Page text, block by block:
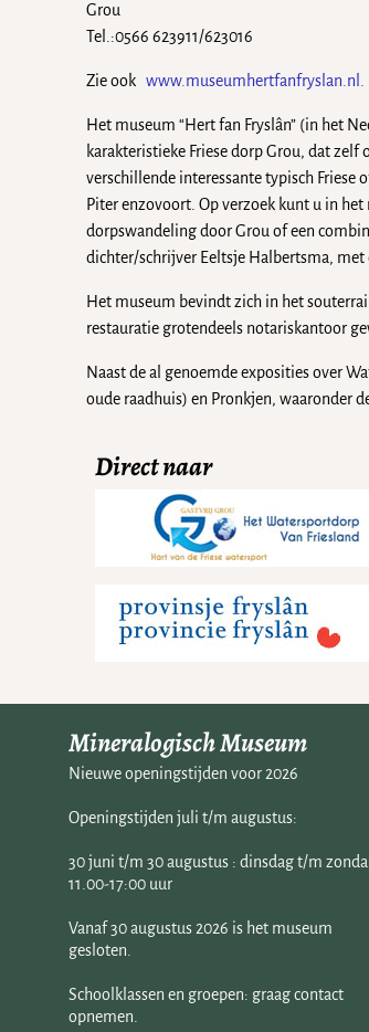
Grou
Tel.:0566 623911/623016
Zie ook www.museumhertfanfryslan.nl
Het museum “Hert fan Fryslân” (in het
karakteristieke Friese dorp Grou, dat zelf
verschillende interessante typisch Friese
Piter enzovoort. Op verzoek kunt u in
dorpswandeling door Grou of een
dichter/schrijver Eeltsje Halbertsma,
Het museum bevindt zich in het
restauratie grotendeels notariskantoor
Naast de al genoemde exposities over
oude raadhuis) en Pronkjen, waaronder
Direct naar
Mineralogisch Museum
Nieuwe openingstijden voor 2026
Openingstijden juli t/m augustus:
30 juni t/m 30 augustus : dinsdag t/m
11.00-17:00 uur
Vanaf 30 augustus 2026 is het museum
gesloten.
Schoolklassen en groepen: graag contact
opnemen.